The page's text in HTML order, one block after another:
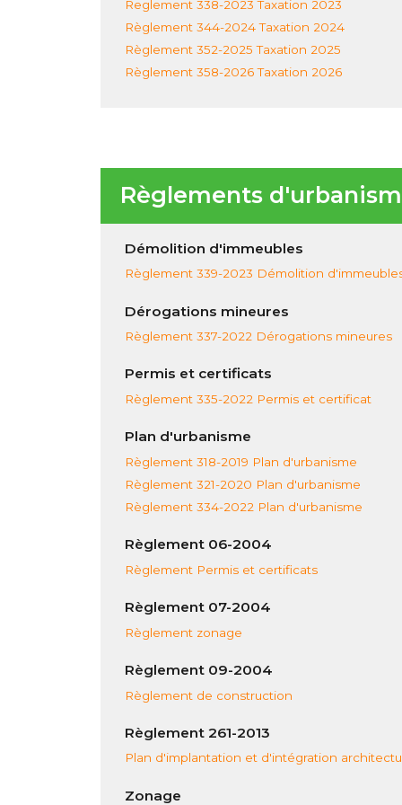
Reglement 338-2023 Taxation 2023
Règlement 344-2024 Taxation 2024
Règlement 352-2025 Taxation 2025
Règlement 358-2026 Taxation 2026
Règlements
Démolition d'immeubles
Règlement 339-2023 Démolition
Dérogations mineures
Règlement 337-2022 Dérogations mineures
Permis et certificats
Règlement 335-2022 Permis et certificat
Plan d'urbanisme
Règlement 318-2019 Plan d'urbanisme
Règlement 321-2020 Plan d'urbanisme
Règlement 334-2022 Plan d'urbanisme
Règlement 06-2004
Règlement Permis et certificats
Règlement 07-2004
Règlement zonage
Règlement 09-2004
Règlement de construction
Règlement 261-2013
Plan d'implantation et d'intégration
Zonage